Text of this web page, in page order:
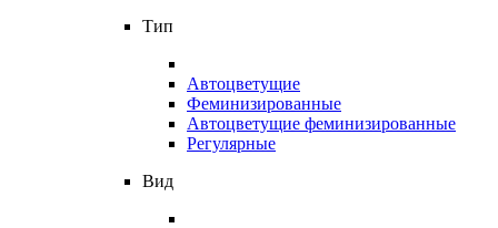
Тип
Автоцветущие
Феминизированные
Автоцветущие феминизированные
Регулярные
Вид